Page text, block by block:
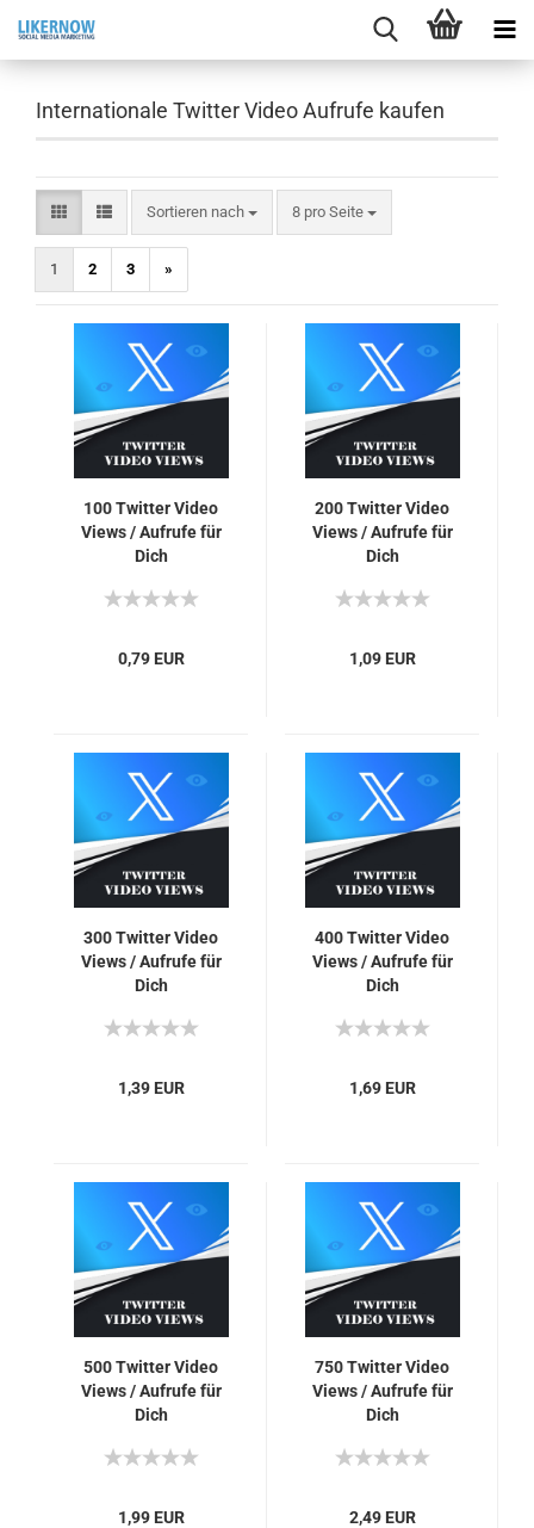
Internationale Twitter Video Aufrufe kaufen
Sortieren nach
Sortieren nach 8 pro Seite
pro Seite
1 2 3 »
100 Twit­ter Video
Views / Auf­ru­fe für
Dich
0,79 EUR
200 Twit­ter Video
Views / Auf­ru­fe für
Dich
1,09 EUR
300 Twit­ter Video
Views / Auf­ru­fe für
Dich
1,39 EUR
400 Twit­ter Video
Views / Auf­ru­fe für
Dich
1,69 EUR
500 Twit­ter Video
Views / Auf­ru­fe für
Dich
1,99 EUR
750 Twit­ter Video
Views / Auf­ru­fe für
Dich
2,49 EUR